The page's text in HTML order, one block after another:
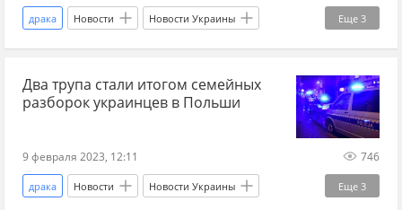
Еще 3
драка Новости Новости Украины
Украина Россия футболист
Два трупа стали итогом семейных
разборок украинцев в Польши
9 февраля 2023, 12:11 746
Еще 3
драка Новости Новости Украины